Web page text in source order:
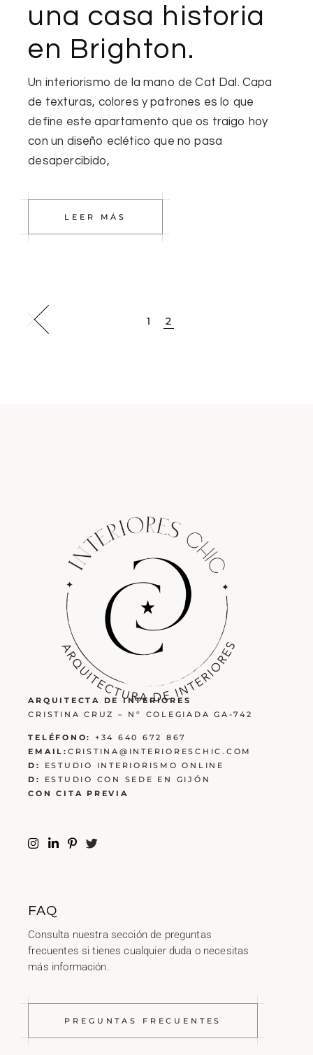
una casa historia
en Brighton.
Un interiorismo de la mano de Cat Dal. Capa
de texturas, colores y patrones es lo que
define este apartamento que os traigo hoy
con un diseño eclético que no pasa
desapercibido,
LEER MÁS
1 2
ARQUITECTA DE INTERIORES
CRISTINA CRUZ – Nº COLEGIADA GA-742
TELÉFONO:
+34 640 672 867
EMAIL: CRISTINA@INTERIORESCHIC.COM
D:
ESTUDIO INTERIORISMO ONLINE
D:
ESTUDIO CON SEDE EN GIJÓN
CON CITA PREVIA
FAQ
Consulta nuestra sección de preguntas
frecuentes si tienes cualquier duda o necesitas
más información.
PREGUNTAS FRECUENTES